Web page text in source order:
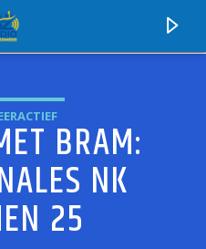
BRAM:
NK
25